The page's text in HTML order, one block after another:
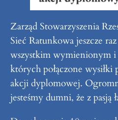
Zarząd Stowarzyszenia
Sieć Ratunkowa jeszcze
wszystkim wymienionym
których połączone wysiłki
akcji dyplomowej.
jesteśmy dumni, że z pasją